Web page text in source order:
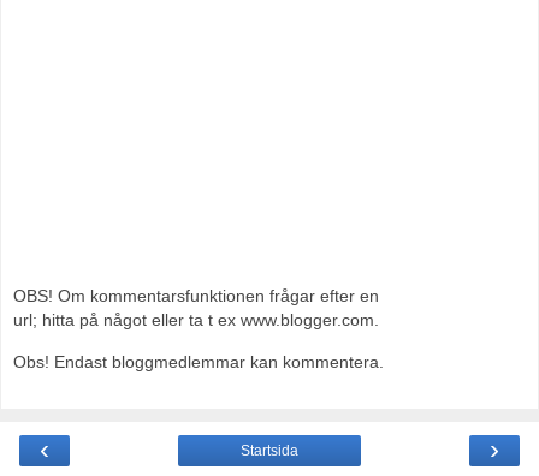
OBS! Om kommentarsfunktionen frågar efter en
url; hitta på något eller ta t ex www.blogger.com.
Obs! Endast bloggmedlemmar kan kommentera.
‹ ›
Startsida